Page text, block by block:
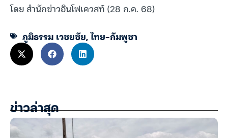
โดย สำนักข่าวอินโฟเควสท์ (28 ก.ค. 68)
ภูมิธรรม เวชยชัย,ไทย-กัมพูชา
ข่าวล่าสุด